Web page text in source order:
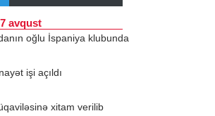
7 avqust
oğlu İspaniya klubunda
işi açıldı
xitam verilib